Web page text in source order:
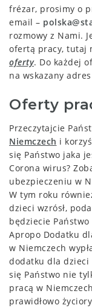
frézar, prosimy o
email –
rozmowy z Nami.
ofertą pracy, tutaj
oferty. Do każdej
na wskazany
Oferty
Przeczytajcie
Niemczech i
się Państwo jaka
Corona wirus?
ubezpieczeniu w
W tym roku
dzieci wzrósł,
będziecie
Apropo Dodatku
w Niemczech
dodatku dla dzieci
się Państwo nie
pracą w
prawidłowo